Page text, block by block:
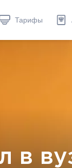
Тарифы
в